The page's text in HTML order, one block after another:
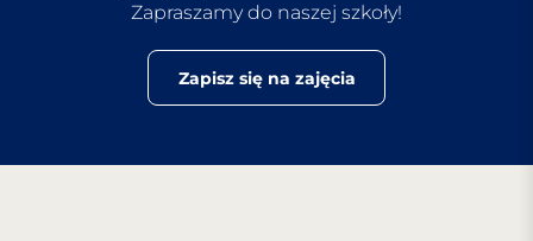
Zapraszamy do naszej szkoły!
Zapisz się na zajęcia